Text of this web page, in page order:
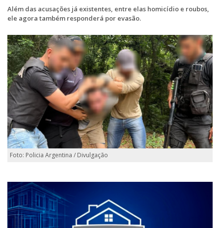
Além das acusações já existentes, entre elas homicídio e roubos,
ele agora também responderá por evasão.
Foto: Policia Argentina / Divulgação